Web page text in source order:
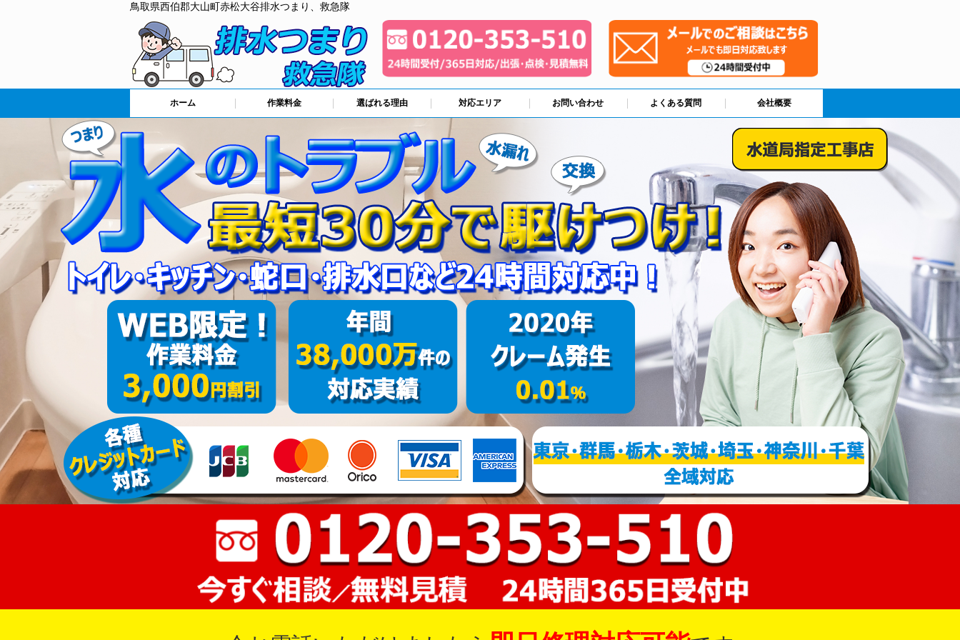
鳥取県西伯郡大山町赤松大谷排水つまり、救急隊
ホーム 作業料金 選ばれる理由 対応エリア お問い合わせ よくある質問 会社概要